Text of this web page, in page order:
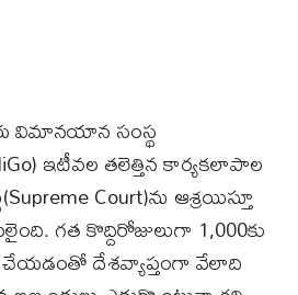
విమానయాన సంస్థ
ఇటీవల తలెత్తిన కార్యకలాపాల
Court)ను ఆశ్రయిస్తూ
గత కొద్దిరోజులుగా 1,000కు
దేశవ్యాప్తంగా వేలాది